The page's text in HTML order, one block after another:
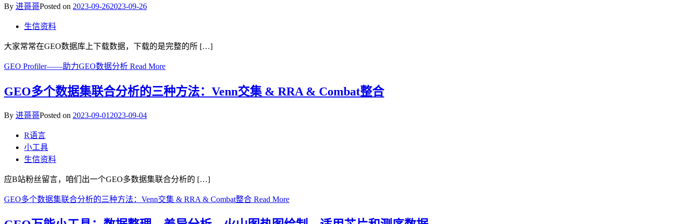
By 进哥哥Posted on 2023-09-262023-09-26
生信资料
大家常常在GEO数据库上下载数据，下载的是完整的所 […]
GEO Profiler——助力GEO数据分析 Read More
GEO多个数据集联合分析的三种方法：Venn交集 & RRA & Combat整合
By 进哥哥Posted on 2023-09-012023-09-04
R语言
小工具
生信资料
应B站粉丝留言，咱们出一个GEO多数据集联合分析的 […]
GEO多个数据集联合分析的三种方法：Venn交集 & RRA & Combat整合 Read More